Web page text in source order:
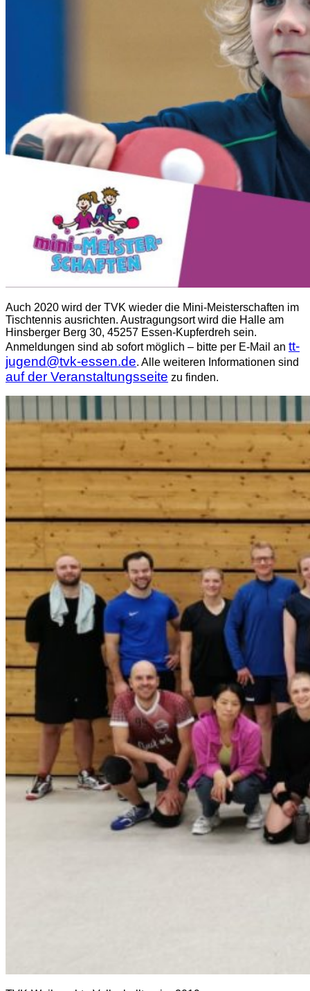
Auch 2020 wird der TVK wieder die Mini-Meisterschaften im
Tischtennis ausrichten. Austragungsort wird die Halle am
Hinsberger Berg 30, 45257 Essen-Kupferdreh sein.
Anmeldungen sind ab sofort möglich – bitte per E-Mail an tt-
jugend@tvk-essen.de. Alle weiteren Informationen sind
auf der Veranstaltungsseite zu finden.